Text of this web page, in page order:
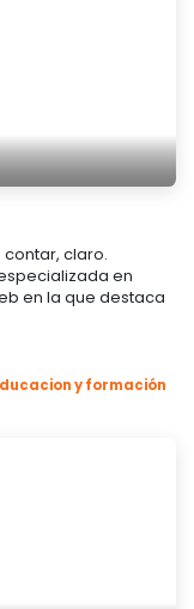
claro.
en
en la que destaca
y formación